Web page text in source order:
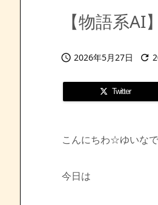
【物語系
 2026年5月27日 
Twitter
こんにちわ☆ゆいな
今日は